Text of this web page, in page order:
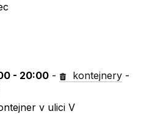
- 20:00 - kontejnery -
v ulici V